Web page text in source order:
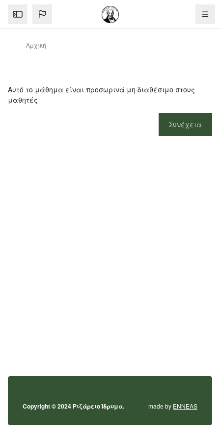
Μετάβαση στο κεντρικό περιεχόμενο
Αρχική
Αυτό το μάθημα είναι προσωρινά μη διαθέσιμο στους
μαθητές
Συνέχεια
Copyright © 2024 Ριζάρειο Ίδρυμα. made by ENNEAS